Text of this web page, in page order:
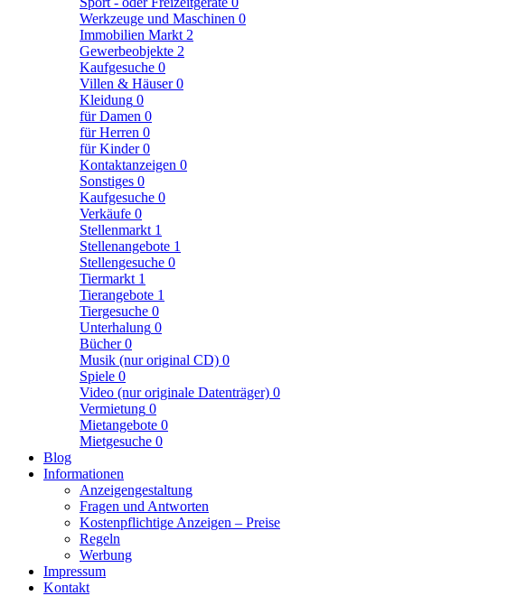
Werkzeuge und Maschinen 0
Immobilien Markt 2
Gewerbeobjekte 2
Kaufgesuche 0
Villen & Häuser0
Kleidung 0
für Damen 0
für Herren 0
für Kinder0
Kontaktanzeigen 0
Sonstiges 0
Kaufgesuche 0
Verkäufe 0
Stellenmarkt 1
Stellenangebote 1
Stellengesuche 0
Tiermarkt 1
Tierangebote 1
Tiergesuche 0
Unterhalung 0
Bücher0
Musik (nur original CD) 0
Spiele 0
Video (nur originale Datenträger) 0
Vermietung 0
Mietangebote 0
Mietgesuche 0
Blog
Informationen
Anzeigengestaltung
Fragen und Antworten
Kostenpflichtige Anzeigen – Preise
Regeln
Werbung
Impressum
Kontakt